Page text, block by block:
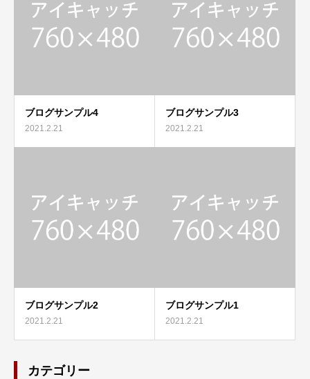
ブログサンプル4
2021.2.21
ブログサンプル3
2021.2.21
ブログサンプル2
2021.2.21
ブログサンプル1
2021.2.21
カテゴリー